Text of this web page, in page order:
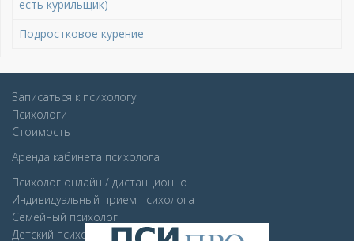
есть курильщик)
Подростковое курение
Записаться к психологу
Психологи
Стоимость
Аренда кабинета психолога
Психолог онлайн / дистанционно
Индивидуальный прием психолога
Семейный психолог
Детcкий психолог